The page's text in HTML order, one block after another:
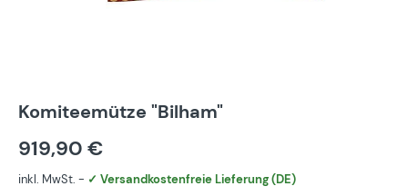
Komiteemütze "Bilham"
919,90 €
inkl. MwSt. - ✓ Versandkostenfreie Lieferung (DE)